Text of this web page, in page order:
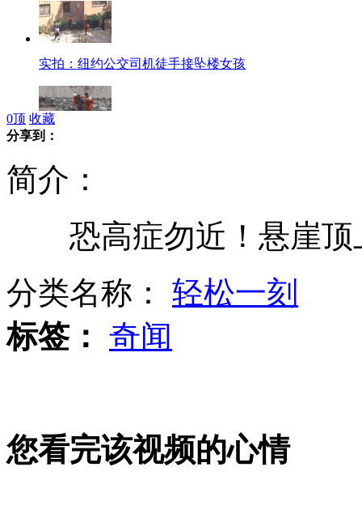
实拍：纽约公交司机徒手接坠楼女孩
大雨致长江大桥多处坑洞将维修四天
0顶 收藏
分享到：
简介：
恐高症勿近！悬崖顶
分类名称： 轻松一刻
标签： 奇闻
您看完该视频的心情